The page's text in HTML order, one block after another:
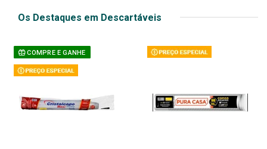
Os Destaques em Descartáveis
COMPRE E GANHE